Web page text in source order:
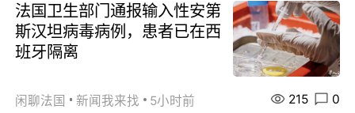
法国卫生部门通报输入性安第
斯汉坦病毒病例，患者已在西
班牙隔离
闲聊法国 新闻我来找 5小时前 215 0